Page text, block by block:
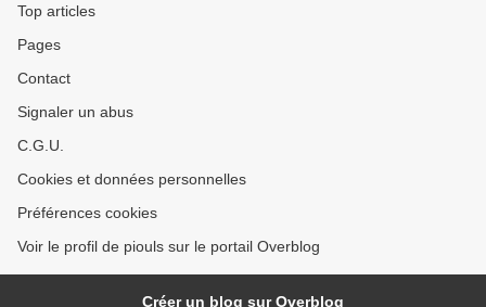
Top articles
Pages
Contact
Signaler un abus
C.G.U.
Cookies et données personnelles
Préférences cookies
Voir le profil de piouls sur le portail Overblog
Créer un blog sur Overblog